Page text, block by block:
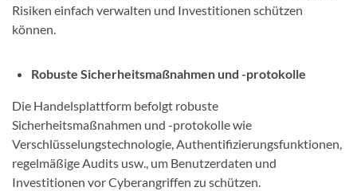
Risiken einfach verwalten und Investitionen schützen
können.
Robuste Sicherheitsmaßnahmen und -protokolle
Die Handelsplattform befolgt robuste
Sicherheitsmaßnahmen und -protokolle wie
Verschlüsselungstechnologie, Authentifizierungsfunktionen,
regelmäßige Audits usw., um Benutzerdaten und
Investitionen vor Cyberangriffen zu schützen.